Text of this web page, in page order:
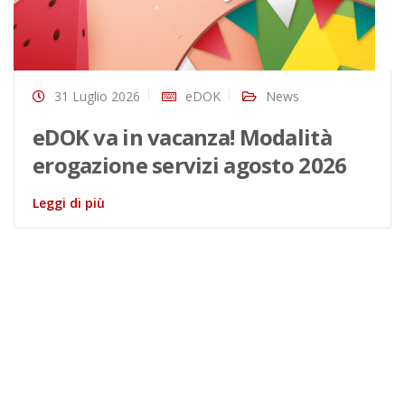
31 Luglio 2026 eDOK News
eDOK va in vacanza! Modalità
erogazione servizi agosto 2026
Leggi di più